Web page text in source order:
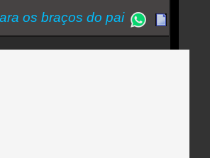
os braços do pai